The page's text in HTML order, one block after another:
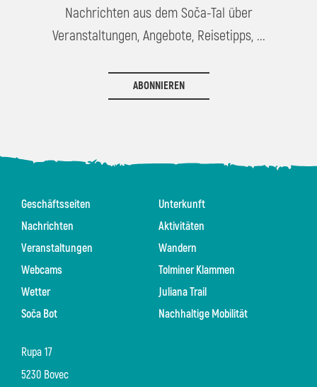
Nachrichten aus dem Soča-Tal über
Veranstaltungen, Angebote, Reisetipps, ...
ABONNIEREN
Rupa 17
5230 Bovec
Geschäftsseiten
Nachrichten
Veranstaltungen
Webcams
Wetter
Soča Bot
Unterkunft
Aktivitäten
Wandern
Tolminer Klammen
Juliana Trail
Nachhaltige Mobilität